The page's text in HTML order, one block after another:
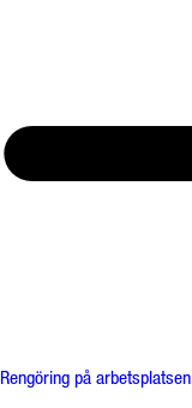
Rengöring på arbetsplatsen